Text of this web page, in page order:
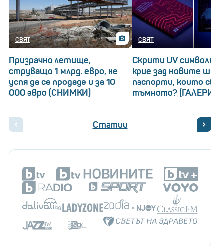
СВЯТ
Призрачно летище,
струващо 1 млрд. евро, не
успя да се продаде и за 10
000 евро (СНИМКИ)
СВЯТ
Скрити UV символи:
крие зад новите
паспорти, които
тъмното?
Статии